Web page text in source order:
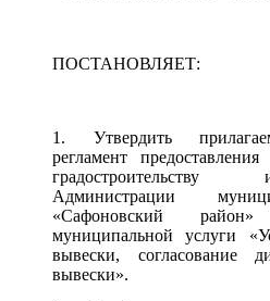
ПОСТАНОВЛЯЕТ:
1. Утвердить
регламент
Администрации
«Сафоновский
муниципальной услуги
вывески, согласование
вывески».